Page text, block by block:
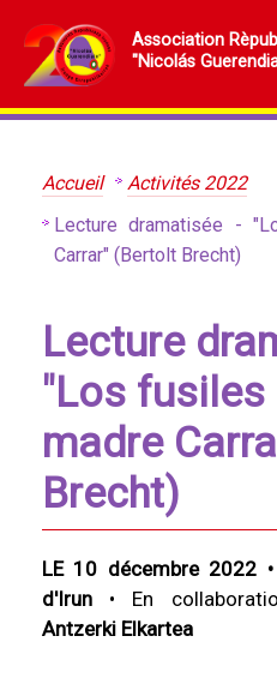
Association
"Nicolás
Accueil
Activités 2022
Lecture dramatisée -
Carrar" (Bertolt Brecht)
Lecture
"Los fusiles
madre
Brecht)
LE 10 décembre 2022
d'Irun • En
Antzerki Elkartea